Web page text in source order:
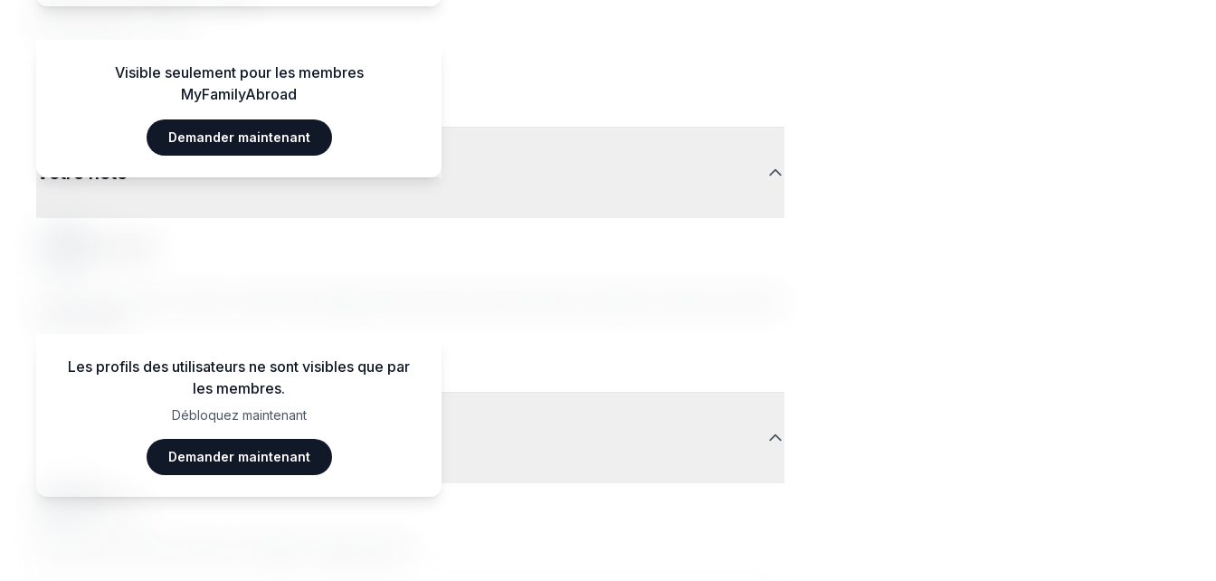
Visible seulement pour les membres
MyFamilyAbroad
Demander maintenant
Votre hôte
Les profils des utilisateurs ne sont visibles que par
les membres.
Débloquez maintenant
Demander maintenant
Avis des voyageurs
Ma••••